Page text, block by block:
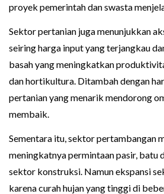
proyek pemerintah dan swasta
Sektor pertanian juga menunjukkan
seiring harga input yang terjangkau
basah yang meningkatkan
dan hortikultura. Ditambah dengan
pertanian yang menarik mendorong
membaik.
Sementara itu, sektor pertambangan
meningkatnya permintaan pasir, batu
sektor konstruksi. Namun ekspansi
karena curah hujan yang tinggi di